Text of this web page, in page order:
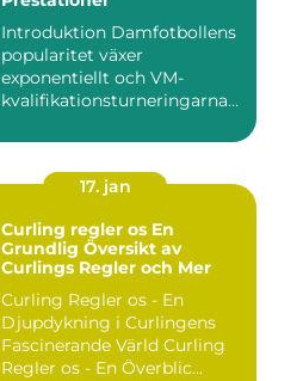
Introduktion Damfotbollens
popularitet växer
exponentiellt och VM-
kvalifikationsturneringarna
17. jan
Curling regler os En
Grundlig Översikt av
Curlings Regler och Mer
Curling Regler os - En
Djupdykning i Curlingens
Fascinerande Värld Curling
Regler os - En Överblic...